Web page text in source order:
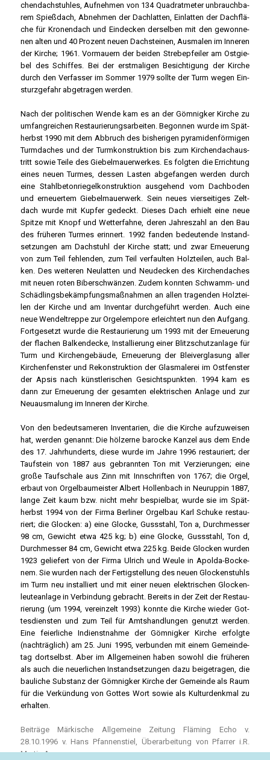
chen­d­ach­stuh­les, Auf­neh­men von 134 Qua­drat­me­ter unbrauch­ba­
rem Spieß­dach, Abneh­men der Dach­lat­ten, Ein­lat­ten der Dach­flä­
che für Kro­nen­dach und Ein­de­cken der­sel­ben mit den gewon­ne­
nen alten und 40 Pro­zent neu­en Dach­stei­nen, Aus­ma­len im Inne­ren
der Kir­che; 1961. Vor­mau­ern der bei­den Stre­be­pfei­ler am Ost­gie­
bel des Schif­fes. Bei der erst­ma­li­gen Besich­ti­gung der Kir­che
durch den Ver­fas­ser im Som­mer 1979 soll­te der Turm wegen Ein­
sturz­ge­fahr abge­tra­gen wer­den.
Nach der poli­ti­schen Wen­de kam es an der Göm­nig­ker Kir­che zu
umfang­rei­chen Restau­rie­rungs­ar­bei­ten. Begon­nen wur­de im Spät­
herbst 1990 mit dem Abbruch des bis­he­ri­gen pyra­mi­den­för­mi­gen
Turm­da­ches und der Turm­kon­struk­ti­on bis zum Kir­chen­d­ach­aus­
tritt sowie Tei­le des Gie­bel­mau­er­wer­kes. Es folg­ten die Errich­tung
eines neu­en Tur­mes, des­sen Las­ten abge­fan­gen wer­den durch
eine Stahl­be­ton­rie­gel­kon­struk­ti­on aus­ge­hend vom Dach­bo­den
und erneu­er­tem Gie­bel­mau­er­werk. Sein neu­es vier­sei­ti­ges Zelt­
dach wur­de mit Kup­fer gedeckt. Die­ses Dach erhielt eine neue
Spit­ze mit Knopf und Wet­ter­fah­ne, deren Jah­res­zahl an den Bau
des frü­he­ren Tur­mes erin­nert. 1992 fan­den bedeu­ten­de Instand­
set­zun­gen am Dach­stuhl der Kir­che statt; und zwar Erneue­rung
von zum Teil feh­len­den, zum Teil ver­faul­ten Holz­tei­len, auch Bal­
ken. Des wei­te­ren Neu­lat­ten und Neu­de­cken des Kir­chen­da­ches
mit neu­en roten Biber­schwän­zen. Zudem konn­ten Schwamm- und
Schäd­lings­be­kämp­fungs­maß­nah­men an allen tra­gen­den Holz­tei­
len der Kir­che und am Inven­tar durch­ge­führt wer­den. Auch eine
neue Wen­del­trep­pe zur Orgel­em­po­re erleich­tert nun den Auf­gang.
Fort­ge­setzt wur­de die Restau­rie­rung um 1993 mit der Erneue­rung
der fla­chen Bal­ken­de­cke, Instal­lie­rung einer Blitz­schutz­an­la­ge für
Turm und Kir­chen­ge­bäu­de, Erneue­rung der Blei­ver­gla­sung aller
Kir­chen­fens­ter und Rekon­struk­ti­on der Glas­ma­le­rei im Ost­fens­ter
der Apsis nach künst­le­ri­schen Gesichts­punk­ten. 1994 kam es
dann zur Erneue­rung der gesam­ten elek­tri­schen Anla­ge und zur
Neu­aus­ma­lung im Inne­ren der Kir­che.
Von den bedeut­sa­me­ren Inven­ta­ri­en, die die Kir­che auf­zu­wei­sen
hat, wer­den genannt: Die höl­zer­ne baro­cke Kan­zel aus dem Ende
des 17. Jahr­hun­derts, die­se wur­de im Jah­re 1996 restau­riert; der
Tauf­stein von 1887 aus gebrann­ten Ton mit Ver­zie­run­gen; eine
gro­ße Tauf­scha­le aus Zinn mit Inn­schrif­ten von 1767; die Orgel,
erbaut von Orgel­bau­meis­ter Albert Hol­len­bach in Neu­rup­pin 1887,
lan­ge Zeit kaum bzw. nicht mehr bespiel­bar, wur­de sie im Spät­
herbst 1994 von der Fir­ma Ber­li­ner Orgel­bau Karl Schu­ke restau­
riert; die Glo­cken: a) eine Glo­cke, Guss­stahl, Ton a, Durch­mes­ser
98 cm, Gewicht etwa 425 kg; b) eine Glo­cke, Guss­stahl, Ton d,
Durch­mes­ser 84 cm, Gewicht etwa 225 kg. Bei­de Glo­cken wur­den
1923 gelie­fert von der Fir­ma Ulrich und Weu­le in Apol­da-Bocke­
nem. Sie wur­den nach der Fer­tig­stel­lung des neu­en Glo­cken­stuhls
im Turm neu instal­liert und mit einer neu­en elek­tri­schen Glo­cken­
leu­te­an­la­ge in Ver­bin­dung gebracht. Bereits in der Zeit der Restau­
rie­rung (um 1994, ver­ein­zelt 1993) konn­te die Kir­che wie­der Got­
tes­diens­ten und zum Teil für Amts­hand­lun­gen genutzt wer­den.
Eine fei­er­li­che Indienst­nah­me der Göm­nig­ker Kir­che erfolg­te
(nach­träg­lich) am 25. Juni 1995, ver­bun­den mit einem Gemein­de­
tag dort­selbst. Aber im All­ge­mei­nen haben sowohl die frü­he­ren
als auch die neu­er­li­chen Instand­set­zun­gen dazu bei­getra­gen, die
bau­li­che Sub­stanz der Göm­nig­ker Kir­che der Gemein­de als Raum
für die Ver­kün­dung von Got­tes Wort sowie als Kul­tur­denk­mal zu
erhal­ten.
Bei­trä­ge Mär­ki­sche All­ge­mei­ne Zei­tung Flä­ming Echo v.
28.10.1996 v. Hans Pfan­nen­stiel, Über­ar­bei­tung von Pfar­rer i.R.
Mar­tin Asse